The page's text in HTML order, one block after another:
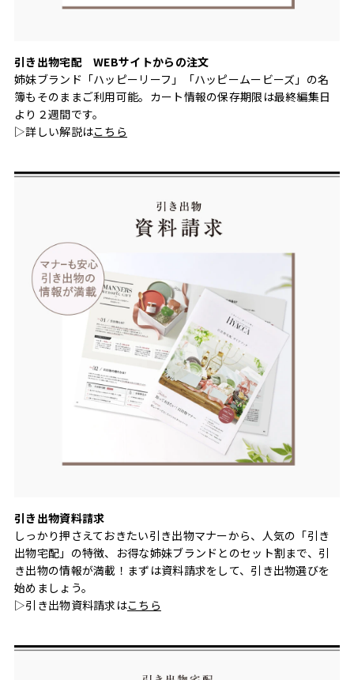
引き出物宅配 WEBサイトからの注文
姉妹ブランド「ハッピーリーフ」「ハッピームービーズ」の名
簿もそのままご利用可能。カート情報の保存期限は最終編集日
より２週間です。
▷詳しい解説はこちら
引き出物資料請求
しっかり押さえておきたい引き出物マナーから、人気の「引き
出物宅配」の特徴、お得な姉妹ブランドとのセット割まで、引
き出物の情報が満載！まずは資料請求をして、引き出物選びを
始めましょう。
▷引き出物資料請求はこちら